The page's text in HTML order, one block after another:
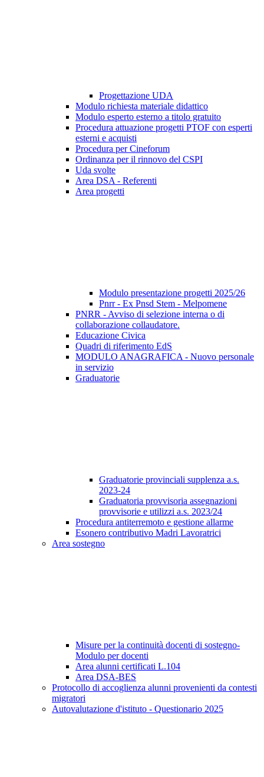
Progettazione UDA
Modulo richiesta materiale didattico
Modulo esperto esterno a titolo gratuito
Procedura attuazione progetti PTOF con esperti
esterni e acquisti
Procedura per Cineforum
Ordinanza per il rinnovo del CSPI
Uda svolte
Area DSA - Referenti
Area progetti
Modulo presentazione progetti 2025/26
Pnrr - Ex Pnsd Stem - Melpomene
PNRR - Avviso di selezione interna o di
collaborazione collaudatore.
Educazione Civica
Quadri di riferimento EdS
MODULO ANAGRAFICA - Nuovo personale
in servizio
Graduatorie
Graduatorie provinciali supplenza a.s.
2023-24
Graduatoria provvisoria assegnazioni
provvisorie e utilizzi a.s. 2023/24
Procedura antiterremoto e gestione allarme
Esonero contributivo Madri Lavoratrici
Area sostegno
Misure per la continuità docenti di sostegno-
Modulo per docenti
Area alunni certificati L.104
Area DSA-BES
Protocollo di accoglienza alunni provenienti da contesti
migratori
Autovalutazione d'istituto - Questionario 2025